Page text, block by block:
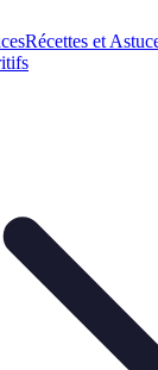
Récettes et